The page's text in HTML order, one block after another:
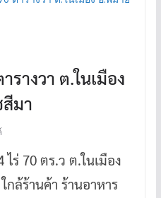
รางวา ต.ในเมือง
มา
ร่ 70 ตร.ว ต.ในเมือง
ล้ร้านค้า ร้านอาหาร